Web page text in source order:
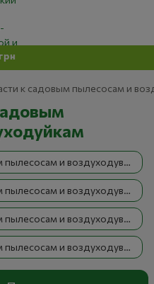
к садовым пылесосам и
Запасные части к садовым пылесосам и воздуходувкам STIHL
Запасные части к садовым пылесосам и воздуходувкам AL-KO, Solo by AL-KO
Запасные части к садовым пылесосам и воздуходувкам Husqvarna, Partner, Jonsered
Запасные части к садовым пылесосам и воздуходувкам разное